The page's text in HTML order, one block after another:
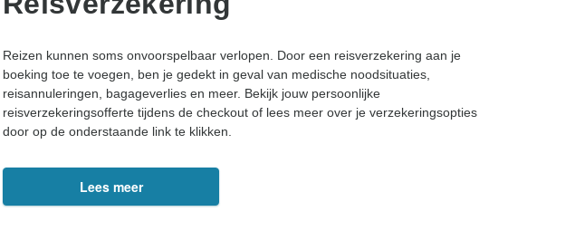
Reizen kunnen soms onvoorspelbaar verlopen. Door een reisverzekering aan je
boeking toe te voegen, ben je gedekt in geval van medische noodsituaties,
reisannuleringen, bagageverlies en meer. Bekijk jouw persoonlijke
reisverzekeringsofferte tijdens de checkout of lees meer over je verzekeringsopties
door op de onderstaande link te klikken.
Lees meer